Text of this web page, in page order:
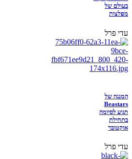
בעולם של
מפלצות
עדי פרל
המנגה של
Beastars
תגיע לסיומה
בתחילת
אוקטובר
עדי פרל